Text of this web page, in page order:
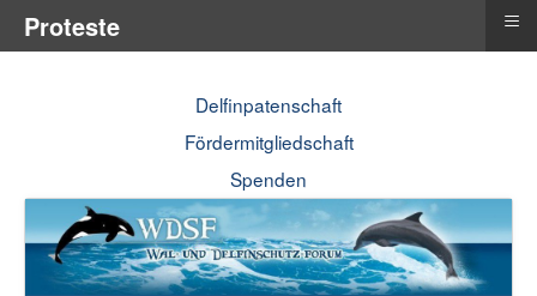
Delfinpatenschaft
Fördermitgliedschaft
Spenden
Proteste ≡